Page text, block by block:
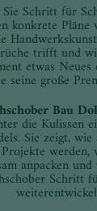
Schritt für
konkrete Pläne
trifft und
etwas
seine große
Bau
die Kulissen
Sie zeigt,
werden,
anpacken
Schritt